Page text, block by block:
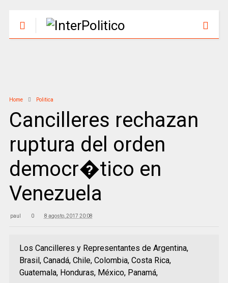
Home Politica
Cancilleres rechazan
ruptura del orden
democr�tico en
Venezuela
paul 0 8 agosto, 2017 20:08
Los Cancilleres y Representantes de Argentina,
Brasil, Canadá, Chile, Colombia, Costa Rica,
Guatemala, Honduras, México, Panamá,